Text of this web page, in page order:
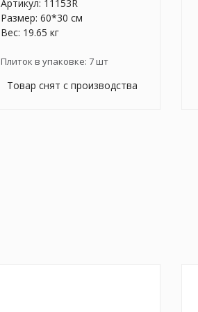
Артикул: 11153R
Размер: 60*30 см
Вес: 19.65 кг
Плиток в упаковке: 7шт
Товар снят с производства